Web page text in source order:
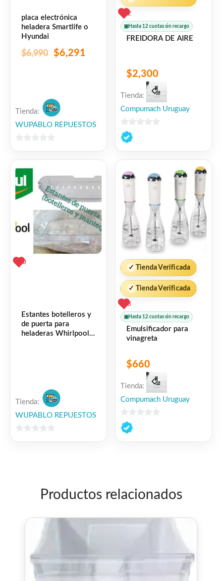
placa electrónica
heladera Smartlife o
Hyundai
$6,990 $6,291
Tienda:
WUPABLO REPUESTOS
5
2
▣ Hasta 12 cuotas sin recargo
FREIDORA DE AIRE
$2,300
Tienda:
Compumach Uruguay
0
de
0
Estantes botelleros y
de puerta para
heladeras Whirlpool y
Tienda:
WUPABLO REPUESTOS
✓ Tienda Verificada
✓ Tienda Verificada
3
▣ Hasta 12 cuotas sin recargo
Emulsificador para
vinagreta
$660
Tienda:
Compumach Uruguay
0
de
Productos relacionados